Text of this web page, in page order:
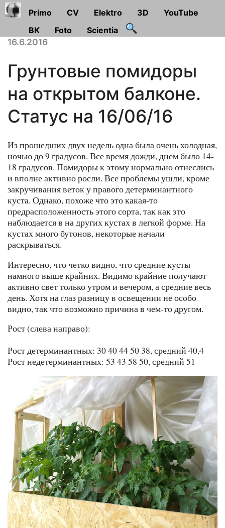
Primo CV Elektro 3D
YouTube
ВК
Foto Scientia
16.6.2016
Грунтовые помидоры
на открытом балконе.
Статус на 16/06/16
Из прошедших двух недель одна была очень холодная,
ночью до 9 градусов. Все время дожди, днем было 14-
18 градусов. Помидоры к этому нормально отнеслись
и вполне активно росли. Все проблемы ушли, кроме
закручивания веток у правого детерминантного
куста. Однако, похоже что это какая-то
предрасположенность этого сорта, так как это
наблюдается в на других кустах в легкой форме. На
кустах много бутонов, некоторые начали
раскрываться.
Интересно, что четко видно, что средние кусты
намного выше крайних. Видимо крайние получают
активно свет только утром и вечером, а средние весь
день. Хотя на глаз разницу в освещении не особо
видно, так что возможно причина в чем-то другом.
Рост (слева направо):
Рост детерминантных: 30 40 44 50 38, средний 40,4
Рост недетерминантных: 53 43 58 50, средний 51